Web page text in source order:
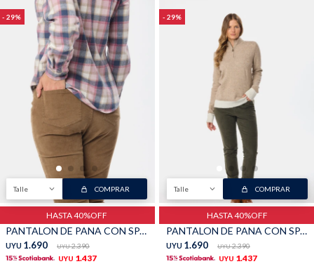
29
Talle COMPRAR
HASTA 40%OFF
PANTALON DE PANA CON SPANDEX - Beige
UYU 1.690 UYU 2.390
UYU 1.437
29
Talle COMPRAR
HASTA 40%OFF
PANTALON DE PANA CON SPANDEX - Verde
UYU 1.690 UYU 2.390
UYU 1.437